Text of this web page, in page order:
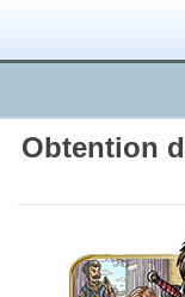
Obtention